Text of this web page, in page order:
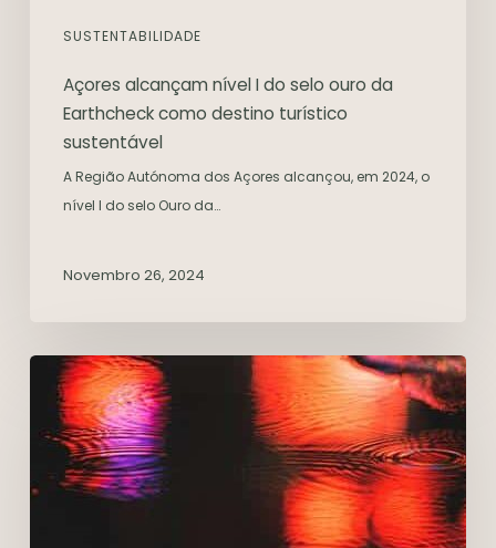
SUSTENTABILIDADE
Açores alcançam nível I do selo ouro da
Earthcheck como destino turístico
sustentável
A Região Autónoma dos Açores alcançou, em 2024, o
nível I do selo Ouro da…
Novembro 26, 2024